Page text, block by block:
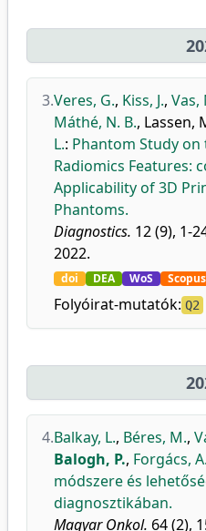
3.Veres, G., Kiss, J., Vas,
Máthé, N. B., Lassen,
L.: Phantom Study on
Radiomics Features:
Applicability of 3D
Phantoms.
Diagnostics. 12 (9), 1-
2022.
doi DEA WoS Scopus
Folyóirat-mutatók: Q2
4.Balkay, L., Béres, M.,
Balogh, P., Forgács, A.
módszere és
diagnosztikában.
Magyar Onkol. 64 (2),